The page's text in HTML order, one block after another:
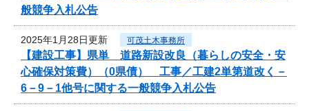
般競争入札公告
2025年1月28日更新 可茂土木事務所
【建設工事】県単 道路新設改良（暮らしの安全・安
心確保対策費）（0県債） 工事／工建2単第道改く－
6－9－1他号に関する一般競争入札公告